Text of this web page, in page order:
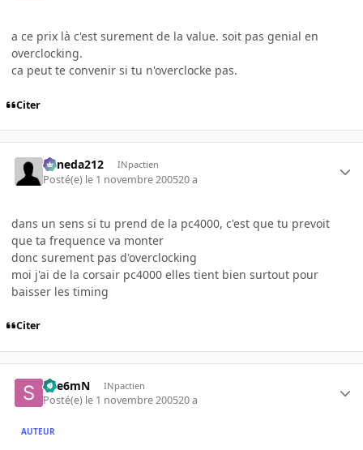
a ce prix là c'est surement de la value. soit pas genial en
overclocking.
ca peut te convenir si tu n'overclocke pas.
Citer
keneda212 INpactien
Posté(e) le 1 novembre 200520 a
dans un sens si tu prend de la pc4000, c'est que tu prevoit
que ta frequence va monter
donc surement pas d'overclocking
moi j'ai de la corsair pc4000 elles tient bien surtout pour
baisser les timing
Citer
Spe6mN INpactien
Posté(e) le 1 novembre 200520 a
AUTEUR